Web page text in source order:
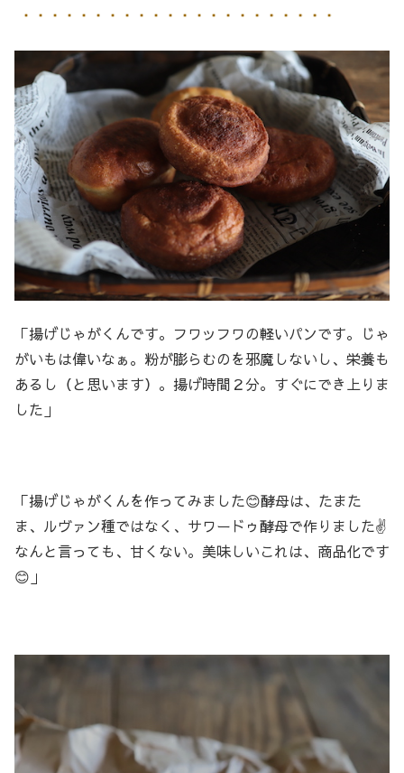
「揚げじゃがくんです。フワッフワの軽いパンです。じゃ
がいもは偉いなぁ。粉が膨らむのを邪魔しないし、栄養も
あるし（と思います）。揚げ時間２分。すぐにでき上りま
した」
「揚げじゃがくんを作ってみました😊酵母は、たまた
ま、ルヴァン種ではなく、サワードゥ酵母で作りました✌️
なんと言っても、甘くない。美味しいこれは、商品化です
😊」